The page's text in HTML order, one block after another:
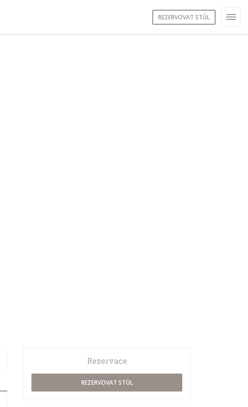
REZERVOVAT STŮL
FORMULE - LE MIDI*
Rezervace
REZERVOVAT STŮL